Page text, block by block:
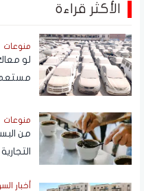
الأكثر قراءة
منوعات
لو
منوعات
من
أخبار